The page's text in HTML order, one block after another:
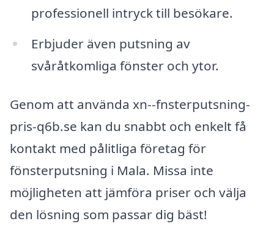
professionell intryck till besökare.
Erbjuder även putsning av
svåråtkomliga fönster och ytor.
Genom att använda xn--fnsterputsning-
pris-q6b.se kan du snabbt och enkelt få
kontakt med pålitliga företag för
fönsterputsning i Mala. Missa inte
möjligheten att jämföra priser och välja
den lösning som passar dig bäst!